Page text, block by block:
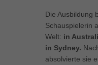
Die Ausbildung
Schauspielerin
Welt: in
in Sydney.
absolvierte sie
Inhalte von Videoplattformen
standardmäßig blockiert.